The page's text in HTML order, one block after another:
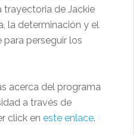
trayectoria de Jackie
la determinación y el
perseguir los
acerca del programa
a través de
click en este enlace.